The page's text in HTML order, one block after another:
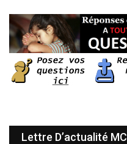
Lettre D’actualité MC